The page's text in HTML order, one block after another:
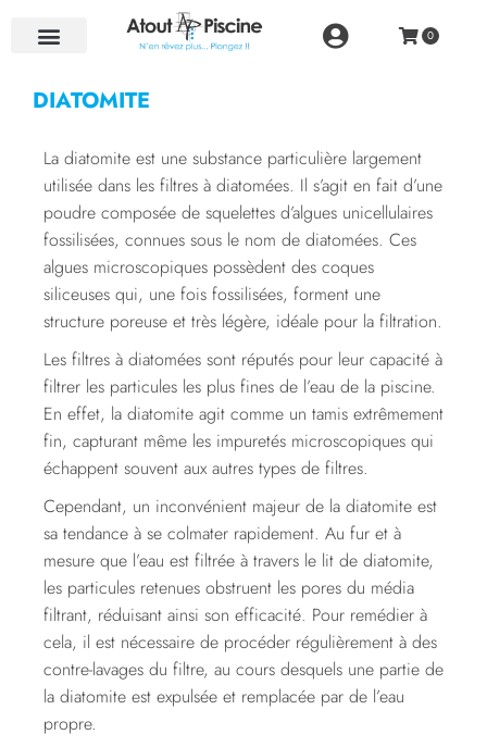
DIATOMITE
La diatomite est une substance particulière largement
utilisée dans les filtres à diatomées. Il s’agit en fait d’une
poudre composée de squelettes d’algues unicellulaires
fossilisées, connues sous le nom de diatomées. Ces
algues microscopiques possèdent des coques
siliceuses qui, une fois fossilisées, forment une
structure poreuse et très légère, idéale pour la filtration.
Les filtres à diatomées sont réputés pour leur capacité à
filtrer les particules les plus fines de l’eau de la piscine.
En effet, la diatomite agit comme un tamis extrêmement
fin, capturant même les impuretés microscopiques qui
échappent souvent aux autres types de filtres.
Cependant, un inconvénient majeur de la diatomite est
sa tendance à se colmater rapidement. Au fur et à
mesure que l’eau est filtrée à travers le lit de diatomite,
les particules retenues obstruent les pores du média
filtrant, réduisant ainsi son efficacité. Pour remédier à
cela, il est nécessaire de procéder régulièrement à des
contre-lavages du filtre, au cours desquels une partie de
la diatomite est expulsée et remplacée par de l’eau
propre.